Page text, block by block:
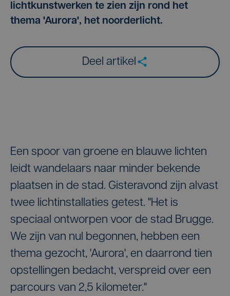
lichtkunstwerken te zien zijn rond het
thema 'Aurora', het noorderlicht.
Deel artikel
Een spoor van groene en blauwe lichten
leidt wandelaars naar minder bekende
plaatsen in de stad. Gisteravond zijn alvast
twee lichtinstallaties getest. "Het is
speciaal ontworpen voor de stad Brugge.
We zijn van nul begonnen, hebben een
thema gezocht, 'Aurora', en daarrond tien
opstellingen bedacht, verspreid over een
parcours van 2,5 kilometer."